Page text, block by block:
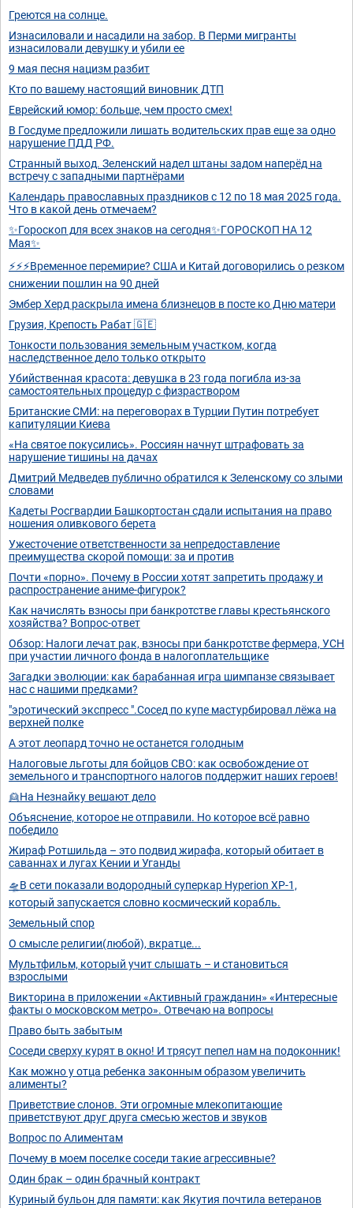
Греются на солнце.
Изнасиловали и насадили на забор. В Перми мигранты
изнасиловали девушку и убили ее
9 мая песня нацизм разбит
Кто по вашему настоящий виновник ДТП
Еврейский юмор: больше, чем просто смех!
В Госдуме предложили лишать водительских прав еще за одно
нарушение ПДД РФ.
Странный выход. Зеленский надел штаны задом наперёд на
встречу с западными партнёрами
Календарь православных праздников с 12 по 18 мая 2025 года.
Что в какой день отмечаем?
✨Гороскоп для всех знаков на сегодня✨ГОРОСКОП НА 12
Мая✨
⚡⚡⚡Временное перемирие? США и Китай договорились о резком
снижении пошлин на 90 дней
Эмбер Херд раскрыла имена близнецов в посте ко Дню матери
Грузия, Крепость Рабат 🇬🇪
Тонкости пользования земельным участком, когда
наследственное дело только открыто
Убийственная красота: девушка в 23 года погибла из-за
самостоятельных процедур с физраствором
Британские СМИ: на переговорах в Турции Путин потребует
капитуляции Киева
«На святое покусились». Россиян начнут штрафовать за
нарушение тишины на дачах
Дмитрий Медведев публично обратился к Зеленскому со злыми
словами
Кадеты Росгвардии Башкортостан сдали испытания на право
ношения оливкового берета
Ужесточение ответственности за непредоставление
преимущества скорой помощи: за и против
Почти «порно». Почему в России хотят запретить продажу и
распространение аниме-фигурок?
Как начислять взносы при банкротстве главы крестьянского
хозяйства? Вопрос-ответ
Обзор: Налоги лечат рак, взносы при банкротстве фермера, УСН
при участии личного фонда в налогоплательщике
Загадки эволюции: как барабанная игра шимпанзе связывает
нас с нашими предками?
"эротический экспресс ".Сосед по купе мастурбировал лёжа на
верхней полке
А этот леопард точно не останется голодным
Налоговые льготы для бойцов СВО: как освобождение от
земельного и транспортного налогов поддержит наших героев!
👱На Незнайку вешают дело
Объяснение, которое не отправили. Но которое всё равно
победило
Жираф Ротшильда – это подвид жирафа, который обитает в
саваннах и лугах Кении и Уганды
🛸В сети показали водородный суперкар Hyperion XP-1,
который запускается словно космический корабль.
Земельный спор
О смысле религии(любой), вкратце...
Мультфильм, который учит слышать – и становиться
взрослыми
Викторина в приложении «Активный гражданин» «Интересные
факты о московском метро». Отвечаю на вопросы
Право быть забытым
Соседи сверху курят в окно! И трясут пепел нам на подоконник!
Как можно у отца ребенка законным образом увеличить
алименты?
Приветствие слонов. Эти огромные млекопитающие
приветствуют друг друга смесью жестов и звуков
Вопрос по Алиментам
Почему в моем поселке соседи такие агрессивные?
Один брак – один брачный контракт
Куриный бульон для памяти: как Якутия почтила ветеранов